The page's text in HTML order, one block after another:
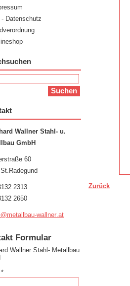
Zurück
- Datenschutz
Wallner Stahl- u.
GmbH
60
2313
2650
etallbau-wallner.at
Formular
Wallner Stahl- Metallbau
*